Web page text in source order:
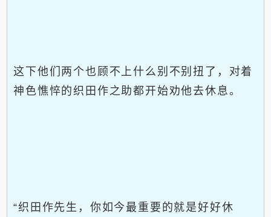
这下他们两个也顾不上什么别不别扭了，对着
神色憔悴的织田作之助都开始劝他去休息。
“织田作先生，你如今最重要的就是好好休